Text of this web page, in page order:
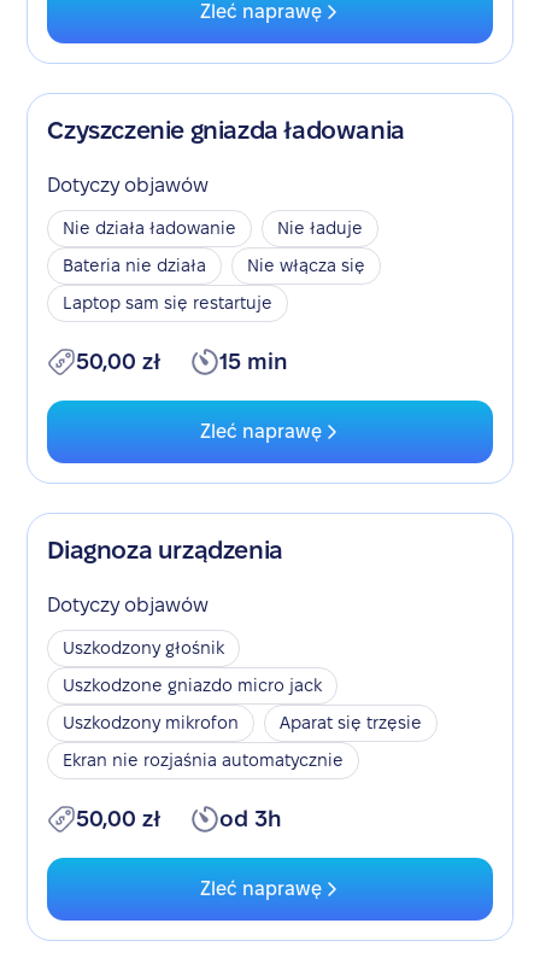
Zleć naprawę
Czyszczenie gniazda ładowania
Dotyczy objawów
Nie działa ładowanie
Nie ładuje
Bateria nie działa
Nie włącza się
Laptop sam się restartuje
50,00 zł 15 min
Zleć naprawę
Diagnoza urządzenia
Dotyczy objawów
Uszkodzony głośnik
Uszkodzone gniazdo micro jack
Uszkodzony mikrofon
Aparat się trzęsie
Ekran nie rozjaśnia automatycznie
50,00 zł od 3h
Zleć naprawę